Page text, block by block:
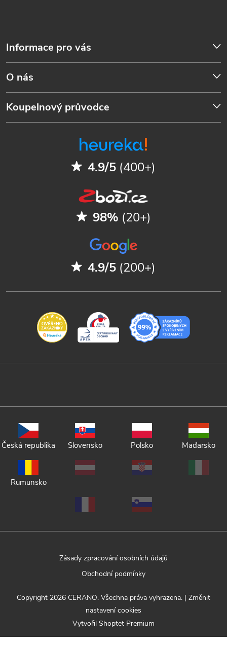
Informace pro vás
O nás
Koupelnový průvodce
4.9/5 (400+)
98% (20+)
4.9/5 (200+)
Česká republika Slovensko Polsko Maďarsko
Rumunsko
Zásady zpracování osobních údajů
Obchodní podmínky
Vytvořil Shoptet Premium
Copyright 2026 CERANO. Všechna práva vyhrazena. | Změnit
nastavení cookies